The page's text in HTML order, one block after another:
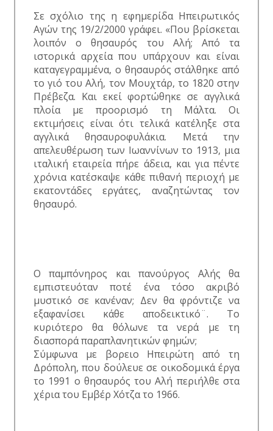
Σε σχόλιο της η εφημερίδα Ηπειρωτικός
Αγών της 19/2/2000 γράφει. «Που βρίσκεται
λοιπόν ο θησαυρός του Αλή; Από τα
ιστορικά αρχεία που υπάρχουν και είναι
καταγεγραμμένα, ο θησαυρός στάλθηκε από
το γιό του Αλή, τον Μουχτάρ, το 1820 στην
Πρέβεζα. Και εκεί φορτώθηκε σε αγγλικά
πλοία με προορισμό τη Μάλτα. Οι
εκτιμήσεις είναι ότι τελικά κατέληξε στα
αγγλικά θησαυροφυλάκια. Μετά την
απελευθέρωση των Ιωαννίνων το 1913, μια
ιταλική εταιρεία πήρε άδεια, και για πέντε
χρόνια κατέσκαψε κάθε πιθανή περιοχή με
εκατοντάδες εργάτες, αναζητώντας τον
θησαυρό.
Ο παμπόνηρος και πανούργος Αλής θα
εμπιστευόταν ποτέ ένα τόσο ακριβό
μυστικό σε κανέναν; Δεν θα φρόντιζε να
εξαφανίσει κάθε αποδεικτικό¨. Το
κυριότερο θα θόλωνε τα νερά με τη
διασπορά παραπλανητικών φημών;
Σύμφωνα με βορειο Ηπειρώτη από τη
Δρόπολη, που δούλευε σε οικοδομικά έργα
το 1991 ο θησαυρός του Αλή περιήλθε στα
χέρια του Εμβέρ Χότζα το 1966.